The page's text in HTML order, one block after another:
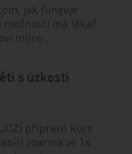
jak funguje
možnosti má lékař
mimo…
s úzkostí
připravil kurs
zdarma ve 14